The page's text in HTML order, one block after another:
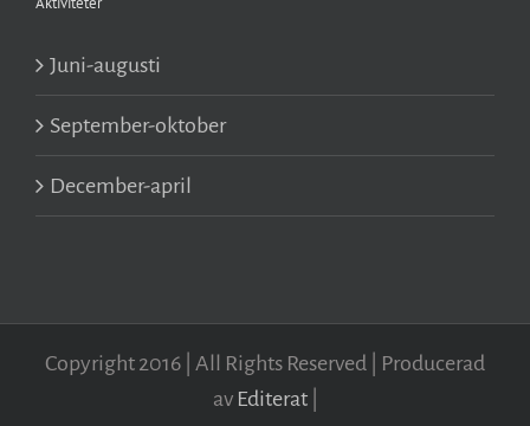
Juni-augusti
September-oktober
December-april
Copyright 2016 | All Rights Reserved | Producerad
av Editerat|